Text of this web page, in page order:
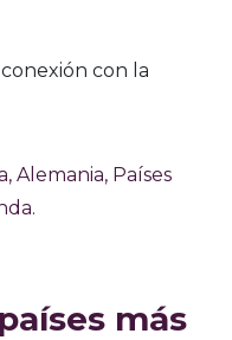
con la
Alemania, Países
más